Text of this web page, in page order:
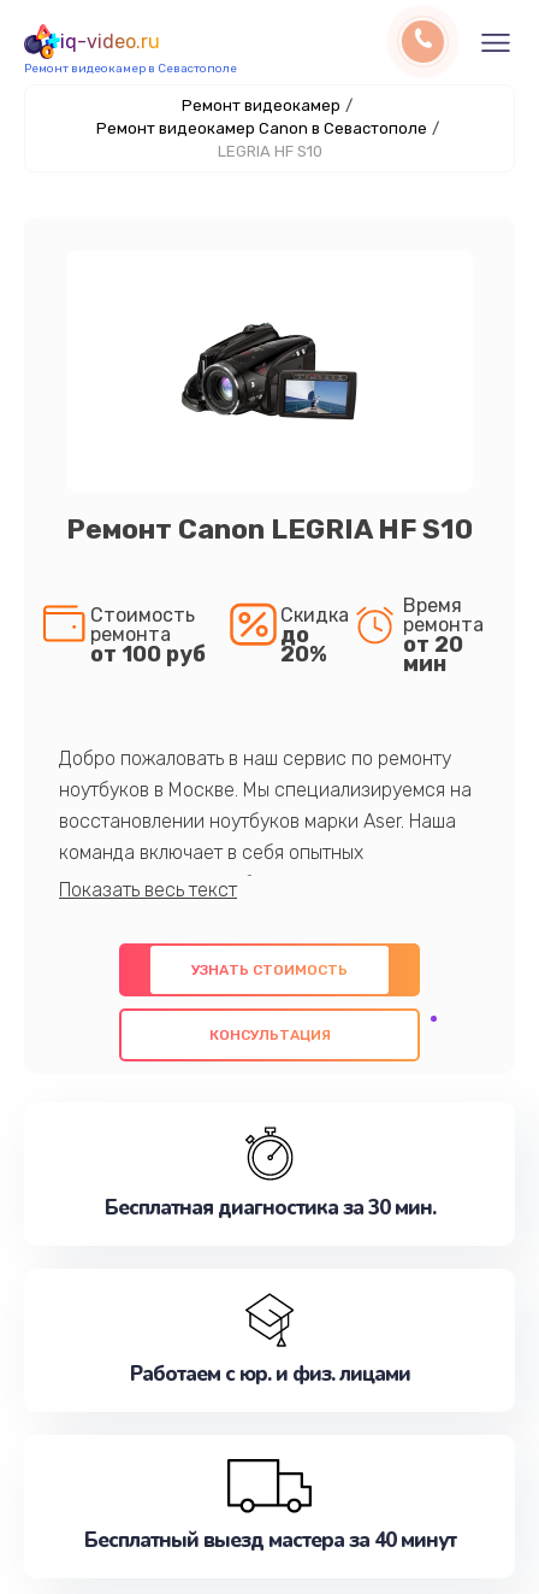
iq-video.ru
Ремонт видеокамер в Севастополе
Ремонт видеокамер /
Ремонт видеокамер Canon в Севастополе /
LEGRIA HF S10
Ремонт Canon LEGRIA HF S10
Стоимость
ремонта
от 100 руб
Скидка
до
20%
Время
ремонта
от 20
мин
Добро пожаловать в наш сервис по ремонту
ноутбуков в Москве. Мы специализируемся на
восстановлении ноутбуков марки Aser. Наша
команда включает в себя опытных
профессионалов с обширными знаниями и
предлагаем быстрый и качественный ремонт с
использованием оригинальных компонентов, а
также гарантируем качество всех
проведенных работ. Наша цель - предоставить
наилучшим образом. Не медлите записаться на
УЗНАТЬ СТОИМОСТЬ
КОНСУЛЬТАЦИЯ
Бесплатная диагностика за 30 мин.
Работаем с юр. и физ. лицами
Бесплатный выезд мастера за 40 минут